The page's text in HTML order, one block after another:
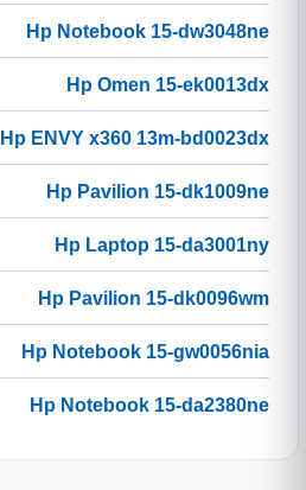
Hp Notebook 15-dw3048ne
Hp Omen 15-ek0013dx
Hp ENVY x360 13m-bd0023dx
Hp Pavilion 15-dk1009ne
Hp Laptop 15-da3001ny
Hp Pavilion 15-dk0096wm
Hp Notebook 15-gw0056nia
Hp Notebook 15-da2380ne